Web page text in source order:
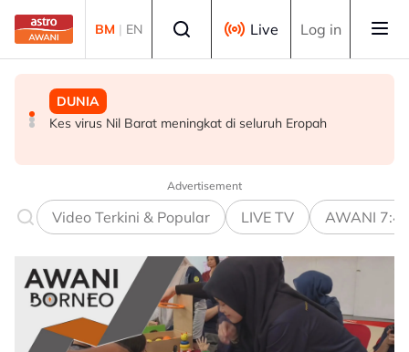
Skip to main content
BM | EN Live Log in
DUNIA
Kes virus Nil Barat meningkat di seluruh Eropah
POLITIK
Lima Ahli Parlimen PKR kecewa MyKHAS Parlimen
MALAYSIA
Pelan pemulihan berjaya kukuhkan kedudukan
Advertisement
Video Terkini & Popular LIVE TV AWANI